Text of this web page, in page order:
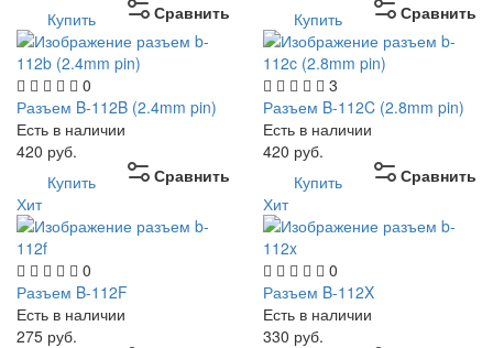
Сравнить
Купить
Сравнить
Купить
0
Разъем B-112B (2.4mm pin)
Есть в наличии
420 руб.
Сравнить
Купить
3
Разъем B-112C (2.8mm pin)
Есть в наличии
420 руб.
Сравнить
Купить
Хит
0
Разъем B-112F
Есть в наличии
275 руб.
Хит
0
Разъем B-112X
Есть в наличии
330 руб.